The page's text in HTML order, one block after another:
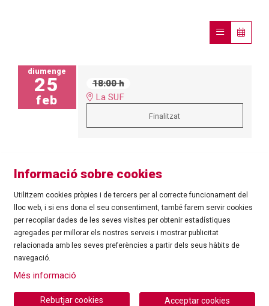
diumenge
25
feb
18:00 h
La SUF
Finalitzat
©Ajuntament de Roses| C/ Tarragona, 81 | 17480 ROSES
Tel.: 972 25 24 00 |cultura@roses.cat
Sitemap | Ús de Cookies
Informació sobre cookies
Utilitzem cookies pròpies i de tercers per al correcte funcionament del
lloc web, i si ens dona el seu consentiment, també farem servir cookies
per recopilar dades de les seves visites per obtenir estadístiques
agregades per millorar els nostres serveis i mostrar publicitat
relacionada amb les seves preferències a partir dels seus hàbits de
navegació.
Més informació
Acceptar cookies
Rebutjar cookies